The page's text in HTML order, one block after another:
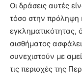
Οι δράσεις αυτές
τόσο στην πρόληψη
εγκληματικότητας,
αισθήματος
συνεχιστούν με
τις περιοχές της